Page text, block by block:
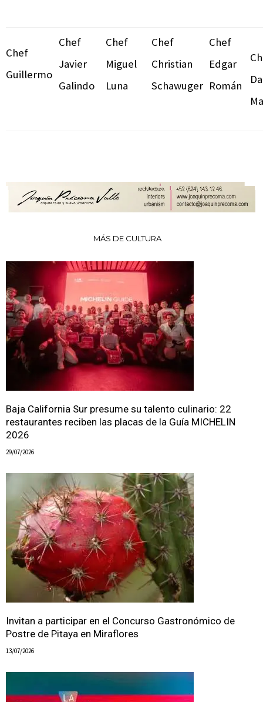
Chef
Guillermo
Chef
Javier
Galindo
Chef
Miguel
Luna
Chef
Christian
Schawuger
Chef
Edgar
Román
MÁS DE CULTURA
Baja California Sur presume su talento culinario: 22
restaurantes reciben las placas de la Guía MICHELIN
2026
29/07/2026
Invitan a participar en el Concurso Gastronómico de
Postre de Pitaya en Miraflores
13/07/2026